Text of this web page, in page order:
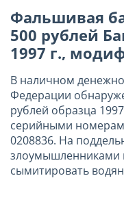
Фальшивая
500 рублей
1997 г.,
В наличном
Федерации
рублей образца
серийными
0208836. На
злоумышленниками
сымитировать